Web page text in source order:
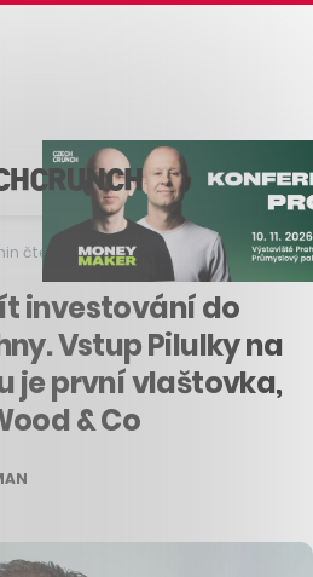
čtení
investování do
Vstup Pilulky na
je první vlaštovka,
& Co